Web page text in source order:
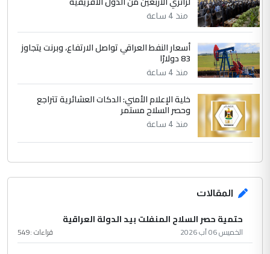
منذ 4 ساعة
أسعار النفط العراقي تواصل الارتفاع، وبرنت يتجاوز
83 دولارًا
منذ 4 ساعة
خلية الإعلام الأمني: الدكات العشائرية تتراجع
وحصر السلاح مستمر
منذ 4 ساعة
المقالات
حتمية حصر السلاح المنفلت بيد الدولة العراقية
الخميس 06 آب 2026 قراءات :549